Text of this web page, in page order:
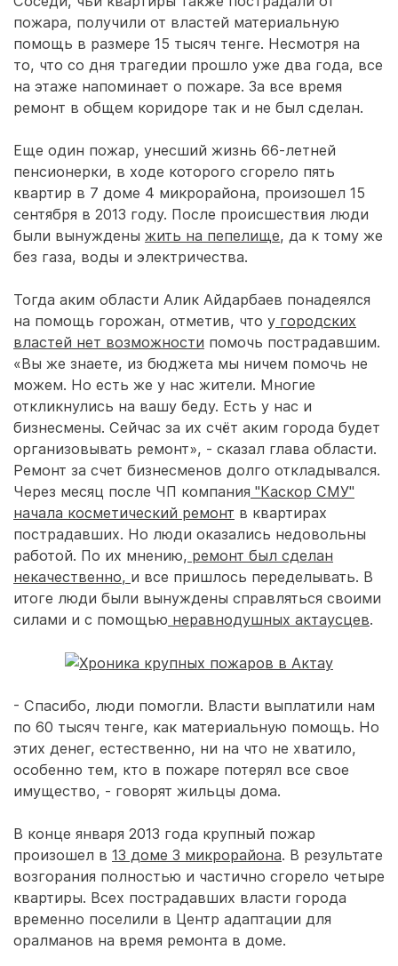
пожара, получили от властей материальную
помощь в размере 15 тысяч тенге. Несмотря на
то, что со дня трагедии прошло уже два года, все
на этаже напоминает о пожаре. За все время
ремонт в общем коридоре так и не был сделан.
Еще один пожар, унесший жизнь 66-летней
пенсионерки, в ходе которого сгорело пять
квартир в 7 доме 4 микрорайона, произошел 15
сентября в 2013 году. После происшествия люди
были вынуждены жить на пепелище, да к тому же
без газа, воды и электричества.
Тогда аким области Алик Айдарбаев понадеялся
на помощь горожан, отметив, что у городских
властей нет возможности помочь пострадавшим.
«Вы же знаете, из бюджета мы ничем помочь не
можем. Но есть же у нас жители. Многие
откликнулись на вашу беду. Есть у нас и
бизнесмены. Сейчас за их счёт аким города будет
организовывать ремонт», - сказал глава области.
Ремонт за счет бизнесменов долго откладывался.
Через месяц после ЧП компания "Каскор СМУ"
начала косметический ремонт в квартирах
пострадавших. Но люди оказались недовольны
работой. По их мнению, ремонт был сделан
некачественно, и все пришлось переделывать. В
итоге люди были вынуждены справляться своими
силами и с помощью неравнодушных актаусцев.
- Спасибо, люди помогли. Власти выплатили нам
по 60 тысяч тенге, как материальную помощь. Но
этих денег, естественно, ни на что не хватило,
особенно тем, кто в пожаре потерял все свое
имущество, - говорят жильцы дома.
В конце января 2013 года крупный пожар
произошел в 13 доме 3 микрорайона. В результате
возгорания полностью и частично сгорело четыре
квартиры. Всех пострадавших власти города
временно поселили в Центр адаптации для
оралманов на время ремонта в доме.